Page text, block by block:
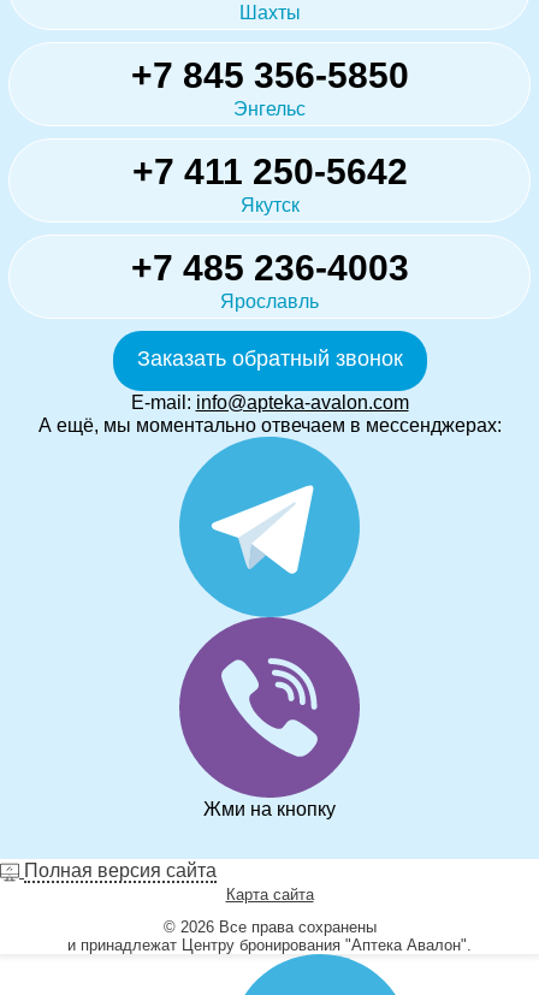
Шахты
+7 845 356-5850
Энгельс
+7 411 250-5642
Якутск
+7 485 236-4003
Ярославль
Заказать обратный звонок
E-mail: info@apteka-avalon.com
А ещё, мы моментально отвечаем в мессенджерах:
Жми на кнопку
Полная версия сайта
Карта сайта
© 2026 Все права сохранены
и принадлежат Центру бронирования "Аптека Авалон".